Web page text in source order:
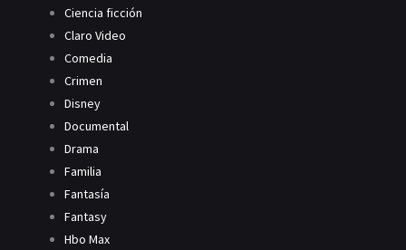
Ciencia ficción
Claro Video
Comedia
Crimen
Disney
Documental
Drama
Familia
Fantasía
Fantasy
Hbo Max